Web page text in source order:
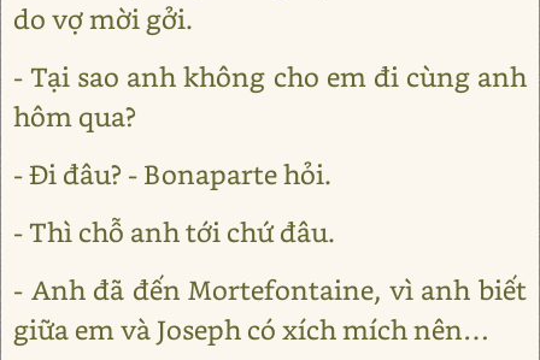
do vợ mời gởi.
- Tại sao anh không cho em đi cùng anh
hôm qua?
- Đi đâu? - Bonaparte hỏi.
- Thì chỗ anh tới chứ đâu.
- Anh đã đến Mortefontaine, vì anh biết
giữa em và Joseph có xích mích nên…